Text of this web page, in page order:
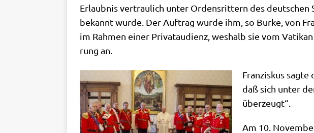
Erlaub­nis ver­trau­lich unter Ordens­rit­tern des
bekannt wur­de. Der Auf­trag wur­de ihm, so Bur­ke, von
im Rah­men einer Pri­vat­au­di­enz, wes­halb sie vom
rung an.
Fran­zis­kus
daß sich unter
überzeugt“.
Am 10.